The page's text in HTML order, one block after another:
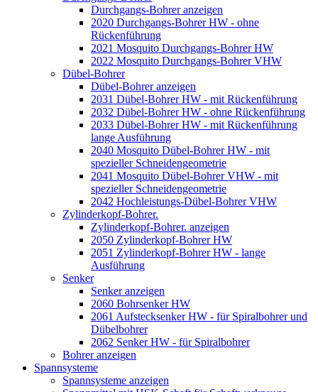
Durchgangs-Bohrer anzeigen
2020 Durchgangs-Bohrer HW - ohne
Rückenführung
2021 Mosquito Durchgangs-Bohrer HW
2022 Mosquito Durchgangs-Bohrer VHW
Dübel-Bohrer
Dübel-Bohrer anzeigen
2031 Dübel-Bohrer HW - mit Rückenführung
2032 Dübel-Bohrer HW - ohne Rückenführung
2033 Dübel-Bohrer HW - mit Rückenführung
lange Ausführung
2040 Mosquito Dübel-Bohrer HW - mit
spezieller Schneidengeometrie
2041 Mosquito Dübel-Bohrer VHW - mit
spezieller Schneidengeometrie
2042 Hochleistungs-Dübel-Bohrer VHW
Zylinderkopf-Bohrer.
Zylinderkopf-Bohrer. anzeigen
2050 Zylinderkopf-Bohrer HW
2051 Zylinderkopf-Bohrer HW - lange
Ausführung
Senker
Senker anzeigen
2060 Bohrsenker HW
2061 Aufstecksenker HW - für Spiralbohrer und
Dübelbohrer
2062 Senker HW - für Spiralbohrer
Bohrer anzeigen
Spannsysteme
Spannsysteme anzeigen